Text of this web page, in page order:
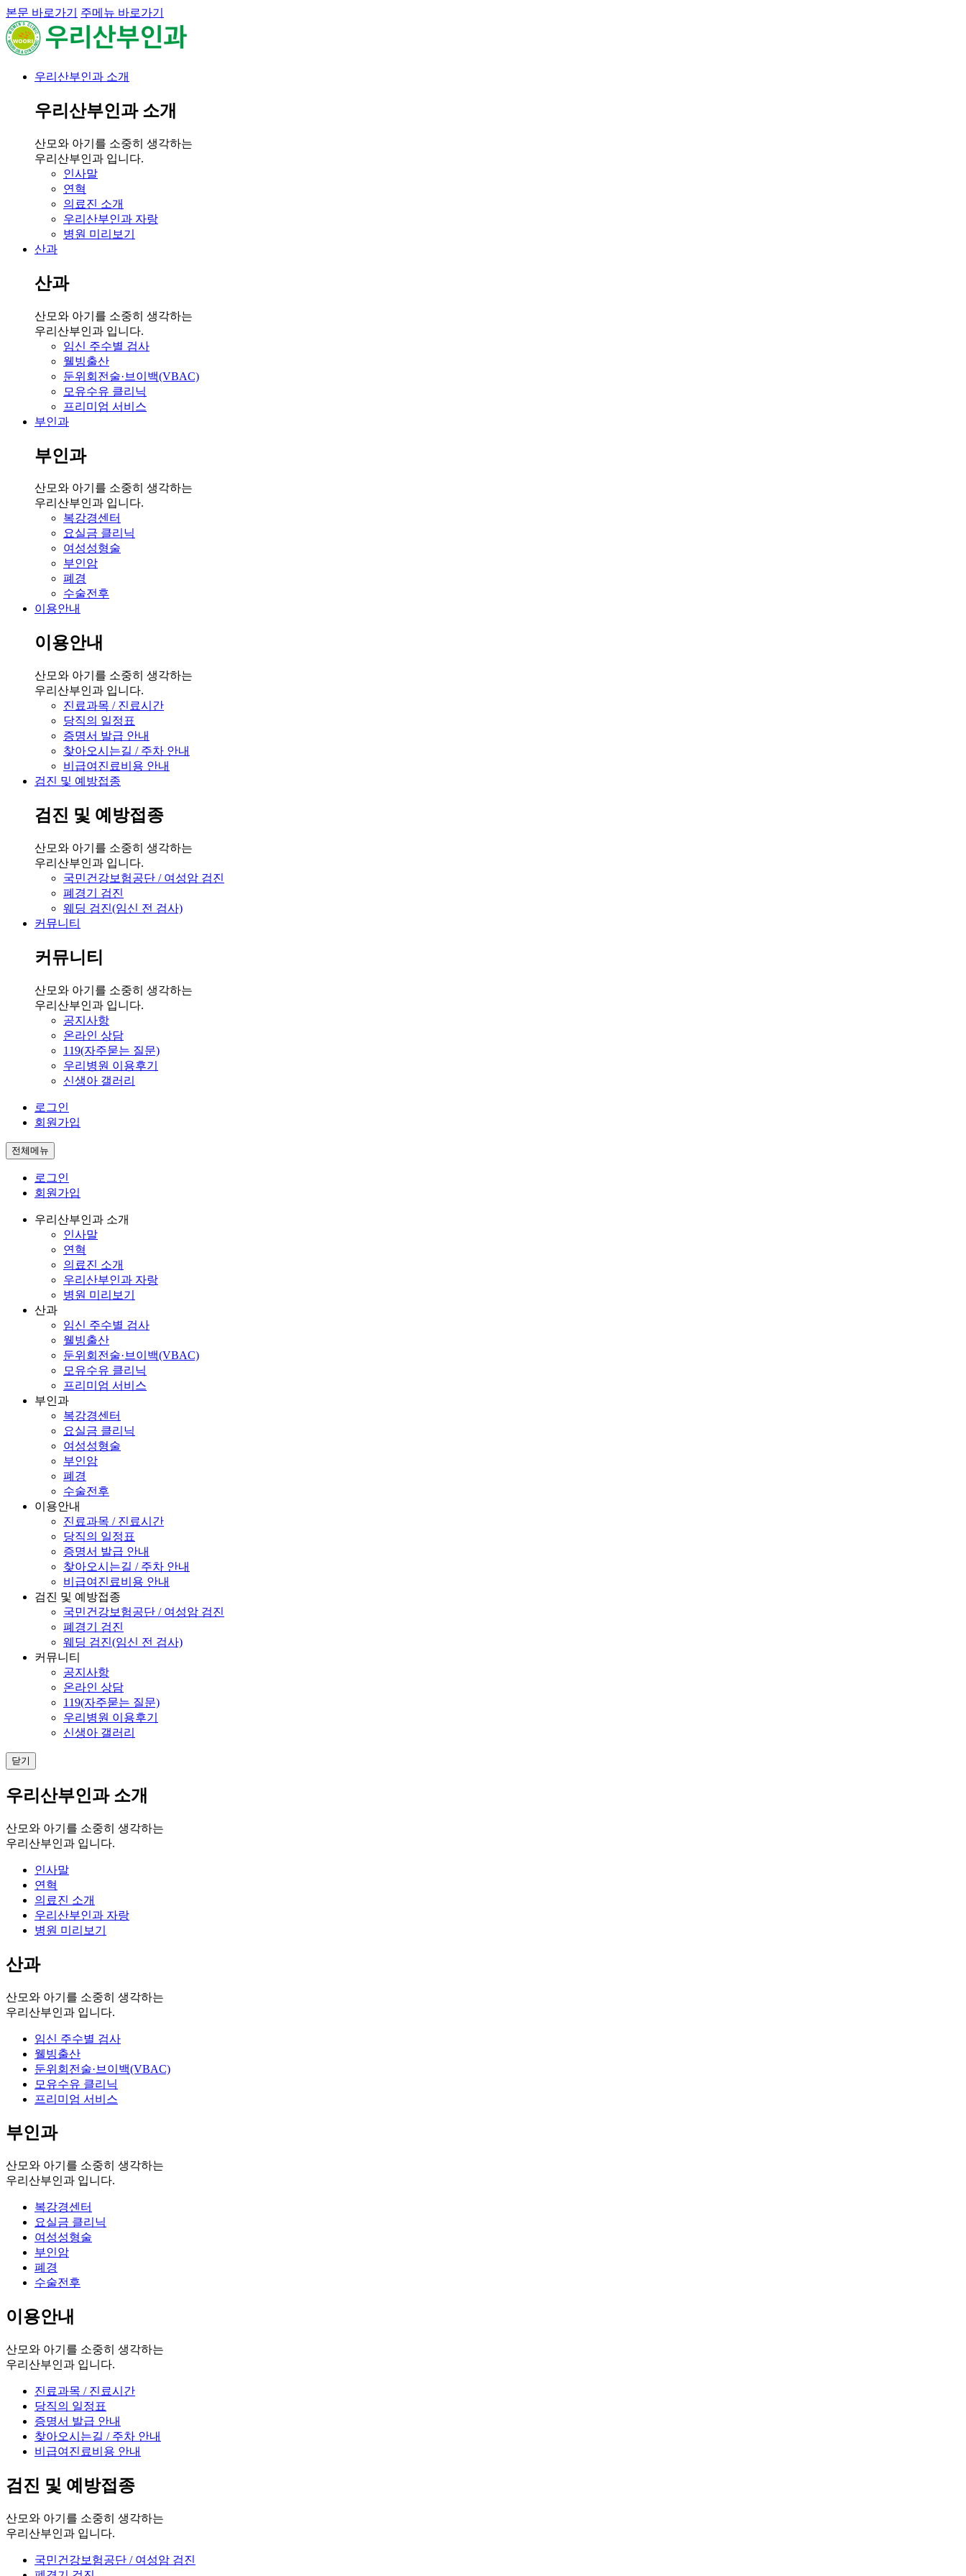
본문 바로가기 주메뉴 바로가기
우리산부인과 소개
우리산부인과 소개
산모와 아기를 소중히 생각하는
우리산부인과 입니다.
인사말
연혁
의료진 소개
우리산부인과 자랑
병원 미리보기
산과
산과
산모와 아기를 소중히 생각하는
우리산부인과 입니다.
임신 주수별 검사
웰빙출산
둔위회전술·브이백(VBAC)
모유수유 클리닉
프리미엄 서비스
부인과
부인과
산모와 아기를 소중히 생각하는
우리산부인과 입니다.
복강경센터
요실금 클리닉
여성성형술
부인암
폐경
수술전후
이용안내
이용안내
산모와 아기를 소중히 생각하는
우리산부인과 입니다.
진료과목 / 진료시간
당직의 일정표
증명서 발급 안내
찾아오시는길 / 주차 안내
비급여진료비용 안내
검진 및 예방접종
검진 및 예방접종
산모와 아기를 소중히 생각하는
우리산부인과 입니다.
국민건강보험공단 / 여성암 검진
폐경기 검진
웨딩 검진(임신 전 검사)
커뮤니티
커뮤니티
산모와 아기를 소중히 생각하는
우리산부인과 입니다.
공지사항
온라인 상담
119(자주묻는 질문)
우리병원 이용후기
신생아 갤러리
로그인
회원가입
전체메뉴
로그인
회원가입
우리산부인과 소개
인사말
연혁
의료진 소개
우리산부인과 자랑
병원 미리보기
산과
임신 주수별 검사
웰빙출산
둔위회전술·브이백(VBAC)
모유수유 클리닉
프리미엄 서비스
부인과
복강경센터
요실금 클리닉
여성성형술
부인암
폐경
수술전후
이용안내
진료과목 / 진료시간
당직의 일정표
증명서 발급 안내
찾아오시는길 / 주차 안내
비급여진료비용 안내
검진 및 예방접종
국민건강보험공단 / 여성암 검진
폐경기 검진
웨딩 검진(임신 전 검사)
커뮤니티
공지사항
온라인 상담
119(자주묻는 질문)
우리병원 이용후기
신생아 갤러리
닫기
우리산부인과 소개
산모와 아기를 소중히 생각하는
우리산부인과 입니다.
인사말
연혁
의료진 소개
우리산부인과 자랑
병원 미리보기
산과
산모와 아기를 소중히 생각하는
우리산부인과 입니다.
임신 주수별 검사
웰빙출산
둔위회전술·브이백(VBAC)
모유수유 클리닉
프리미엄 서비스
부인과
산모와 아기를 소중히 생각하는
우리산부인과 입니다.
복강경센터
요실금 클리닉
여성성형술
부인암
폐경
수술전후
이용안내
산모와 아기를 소중히 생각하는
우리산부인과 입니다.
진료과목 / 진료시간
당직의 일정표
증명서 발급 안내
찾아오시는길 / 주차 안내
비급여진료비용 안내
검진 및 예방접종
산모와 아기를 소중히 생각하는
우리산부인과 입니다.
국민건강보험공단 / 여성암 검진